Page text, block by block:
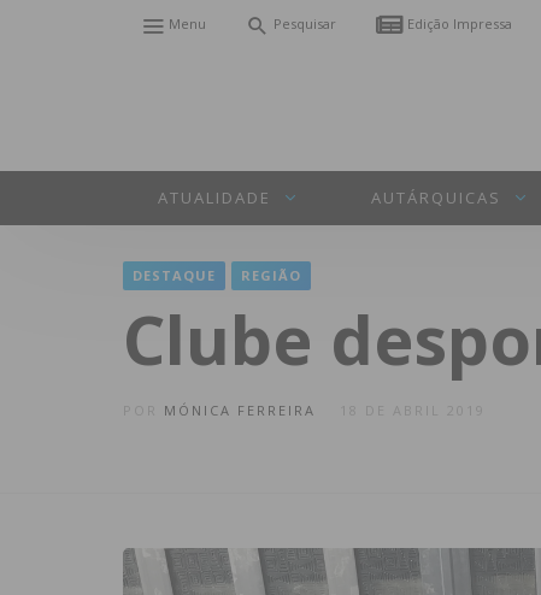
Menu Pesquisar Edição Impressa
ATUALIDADE AUTÁRQUICAS
DESTAQUE REGIÃO
Clube
MÓNICA FERREIRA 18 DE ABRIL 2019